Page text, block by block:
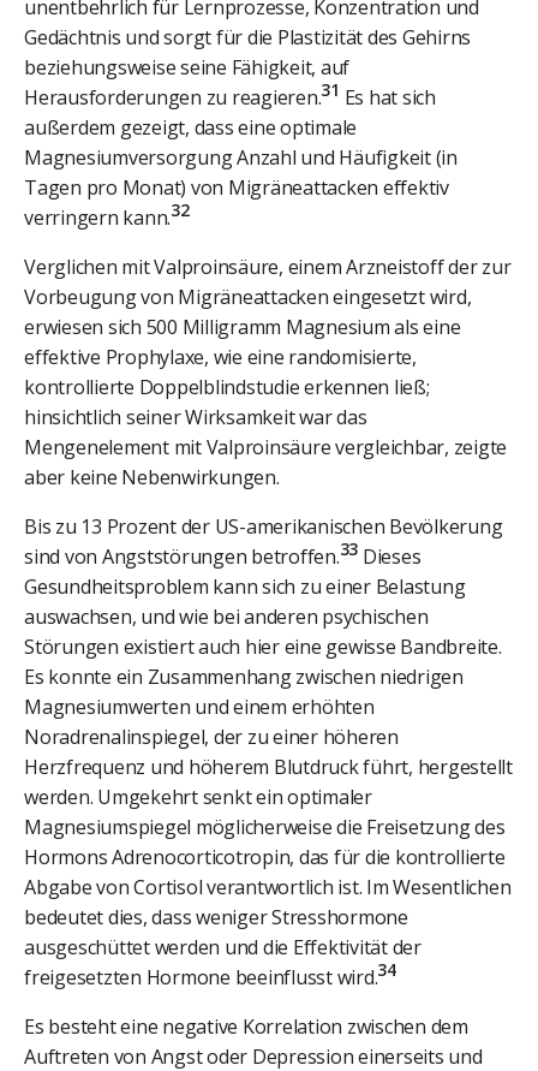
unentbehrlich für Lernprozesse, Konzentration und
Gedächtnis und sorgt für die Plastizität des Gehirns
beziehungsweise seine Fähigkeit, auf
Herausforderungen zu reagieren.31 Es hat sich
außerdem gezeigt, dass eine optimale
Magnesiumversorgung Anzahl und Häufigkeit (in
Tagen pro Monat) von Migräneattacken effektiv
verringern kann.32
Verglichen mit Valproinsäure, einem Arzneistoff der zur
Vorbeugung von Migräneattacken eingesetzt wird,
erwiesen sich 500 Milligramm Magnesium als eine
effektive Prophylaxe, wie eine randomisierte,
kontrollierte Doppelblindstudie erkennen ließ;
hinsichtlich seiner Wirksamkeit war das
Mengenelement mit Valproinsäure vergleichbar, zeigte
aber keine Nebenwirkungen.
Bis zu 13 Prozent der US-amerikanischen Bevölkerung
sind von Angststörungen betroffen.33 Dieses
Gesundheitsproblem kann sich zu einer Belastung
auswachsen, und wie bei anderen psychischen
Störungen existiert auch hier eine gewisse Bandbreite.
Es konnte ein Zusammenhang zwischen niedrigen
Magnesiumwerten und einem erhöhten
Noradrenalinspiegel, der zu einer höheren
Herzfrequenz und höherem Blutdruck führt, hergestellt
werden. Umgekehrt senkt ein optimaler
Magnesiumspiegel möglicherweise die Freisetzung des
Hormons Adrenocorticotropin, das für die kontrollierte
Abgabe von Cortisol verantwortlich ist. Im Wesentlichen
bedeutet dies, dass weniger Stresshormone
ausgeschüttet werden und die Effektivität der
freigesetzten Hormone beeinflusst wird.34
Es besteht eine negative Korrelation zwischen dem
Auftreten von Angst oder Depression einerseits und